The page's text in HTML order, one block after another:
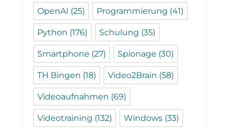
OpenAI (25) Programmierung (41)
Python (176) Schulung (35)
Smartphone (27) Spionage (30)
TH Bingen (18) Video2Brain (58)
Videoaufnahmen (69)
Videotraining (132) Windows (33)